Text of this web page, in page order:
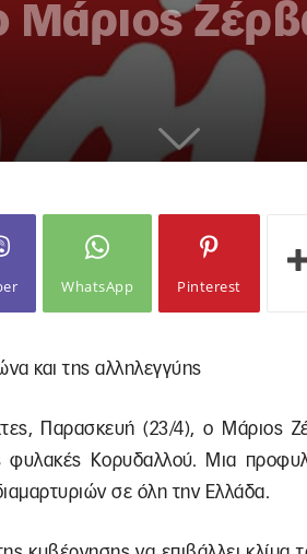
Μάριος
WhatsApp Pinterest
και της αλληλεγγύης
Παρασκευή (23/4), ο Μάριος
Κορυδαλλού. Μια
σε όλη την Ελλάδα.